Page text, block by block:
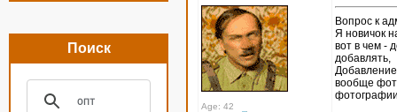
Поиск
Age: 42
Вопрос к
Я новичок
вот в чем -
добавлять,
вообще